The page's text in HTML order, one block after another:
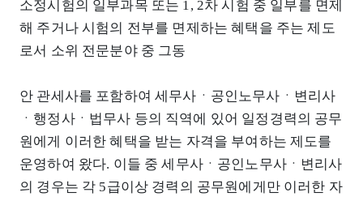
소정시험의 일부과목 또는 1, 2차 시험 중 일부를 면제
해 주거나 시험의 전부를 면제하는 혜택을 주는 제도
로서 소위 전문분야 중 그동
안 관세사를 포함하여 세무사ㆍ공인노무사ㆍ변리사
ㆍ행정사ㆍ법무사 등의 직역에 있어 일정경력의 공무
원에게 이러한 혜택을 받는 자격을 부여하는 제도를
운영하여 왔다. 이들 중 세무사ㆍ공인노무사ㆍ변리사
의 경우는 각 5급이상 경력의 공무원에게만 이러한 자